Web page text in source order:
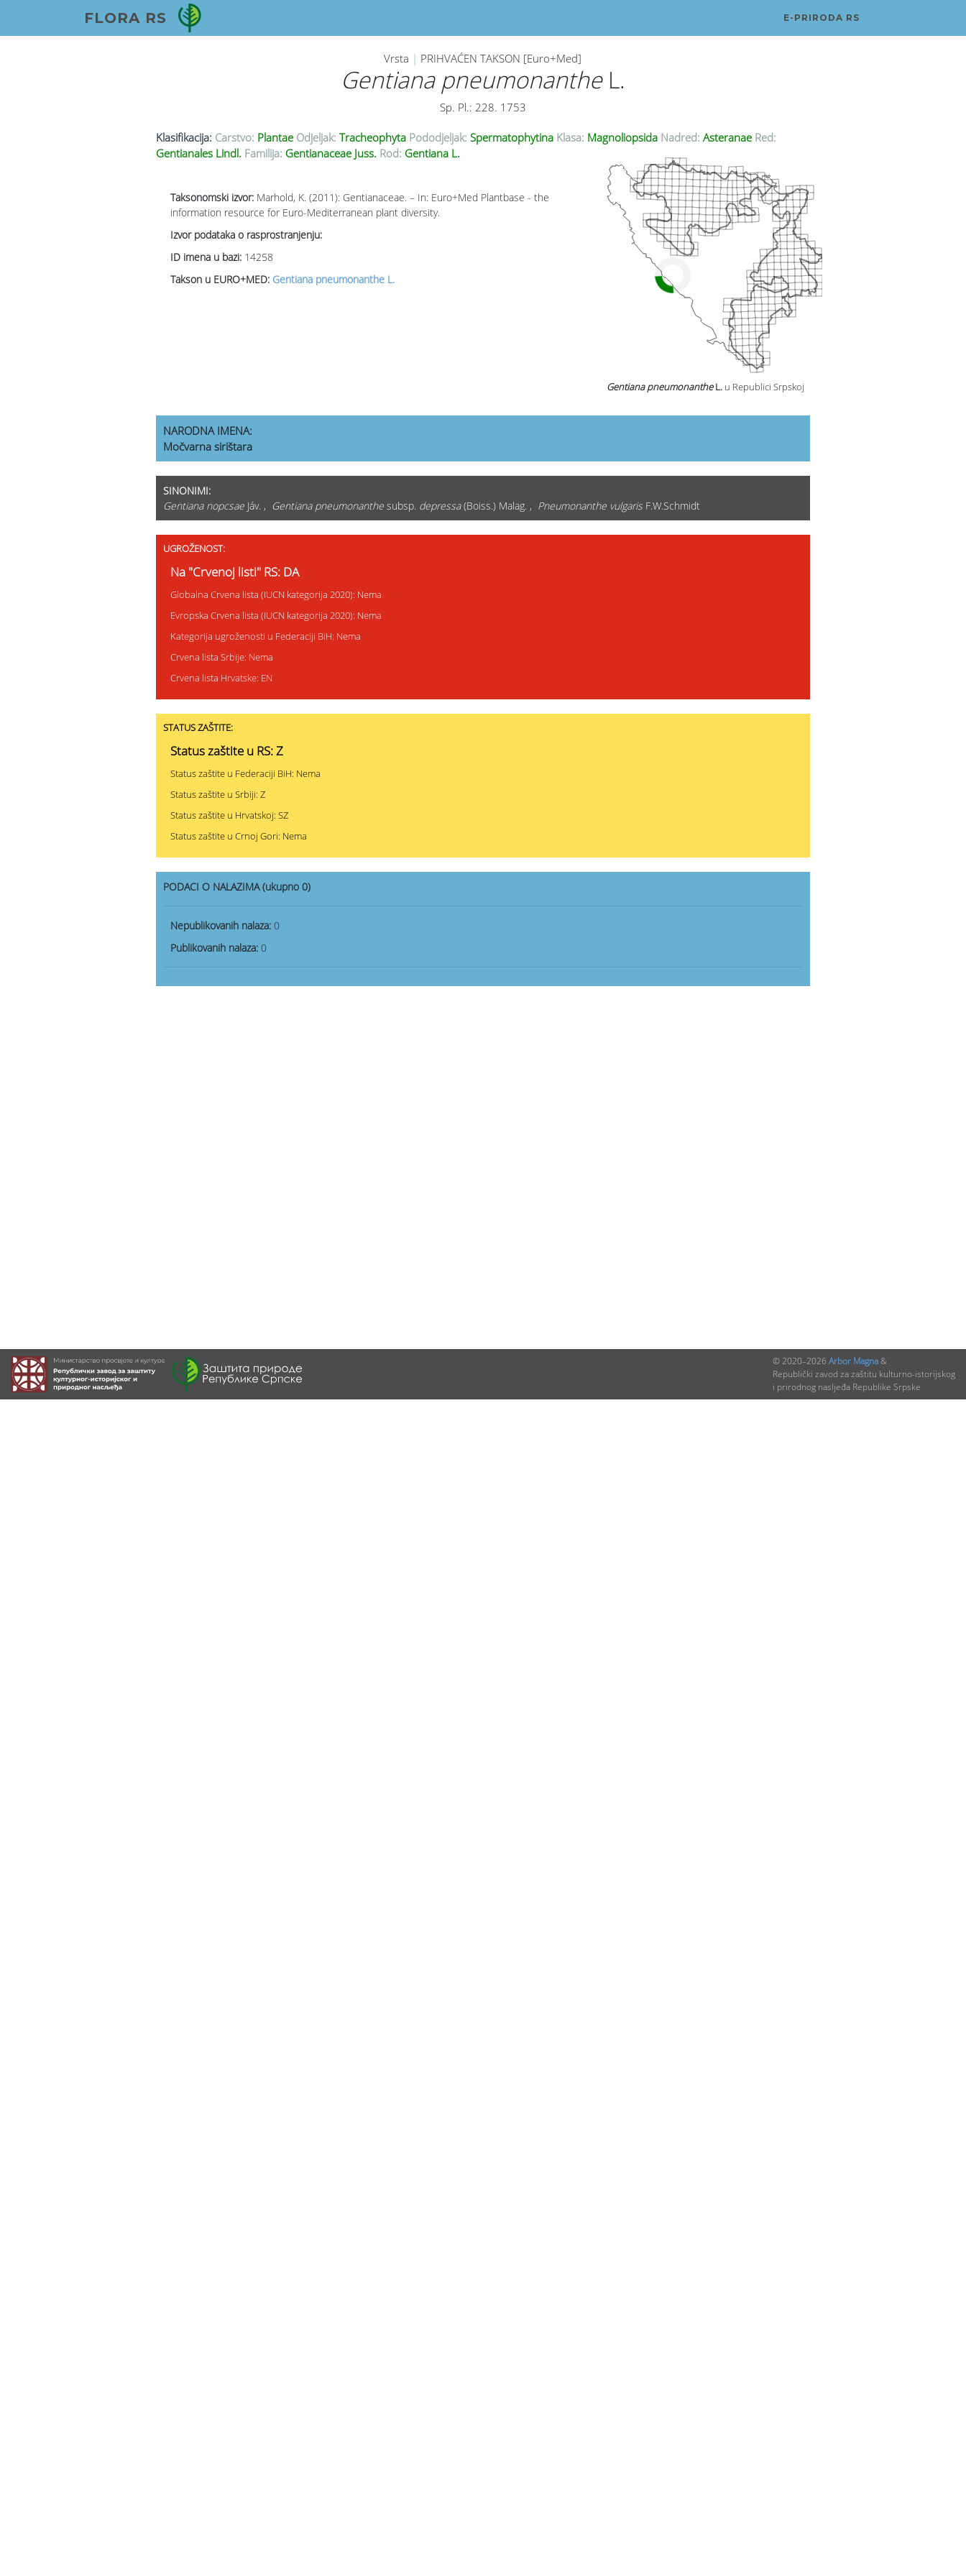
FLORA RS E-PRIRODA RS
Vrsta | PRIHVAĆEN TAKSON [Euro+Med]
Gentiana pneumonantheL.
Sp. Pl.: 228. 1753
Klasifikacija: Carstvo: Plantae Odjeljak: Tracheophyta Pododjeljak: Spermatophytina Klasa: Magnoliopsida Nadred: Asteranae Red:
Gentianales Lindl. Familija: Gentianaceae Juss. Rod: Gentiana L.
Taksonomski izvor: Marhold, K. (2011): Gentianaceae. – In: Euro+Med Plantbase - the
information resource for Euro-Mediterranean plant diversity.
Izvor podataka o rasprostranjenju:
ID imena u bazi: 14258
Takson u EURO+MED: Gentiana pneumonanthe L.
Gentiana pneumonantheL. u Republici Srpskoj
NARODNA IMENA:
Močvarna sirištara
SINONIMI:
Gentiana nopcsaeJáv. , Gentiana pneumonanthesubsp. depressa(Boiss.) Malag. , Pneumonanthe vulgarisF.W.Schmidt
UGROŽENOST:
Na "Crvenoj listi" RS: DA
Globalna Crvena lista (IUCN kategorija 2020): Nema
Evropska Crvena lista (IUCN kategorija 2020): Nema
Kategorija ugroženosti u Federaciji BiH: Nema
Crvena lista Srbije: Nema
Crvena lista Hrvatske: EN
STATUS ZAŠTITE:
Status zaštite u RS: Z
Status zaštite u Federaciji BiH: Nema
Status zaštite u Srbiji: Z
Status zaštite u Hrvatskoj: SZ
Status zaštite u Crnoj Gori: Nema
PODACI O NALAZIMA (ukupno 0)
Nepublikovanih nalaza: 0
Publikovanih nalaza: 0
© 2020–2026 Arbor Magna&
Republički zavod za zaštitu kulturno-istorijskog
i prirodnog nasljeđa Republike Srpske